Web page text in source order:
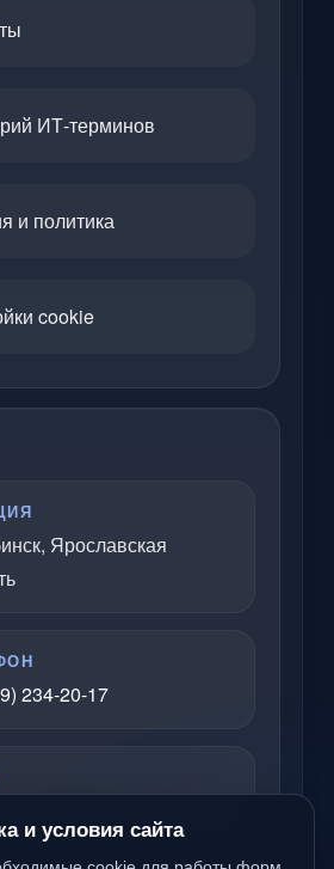
ИТ-терминов
и политика
cookie
Ярославская
234-20-17
и условия сайта